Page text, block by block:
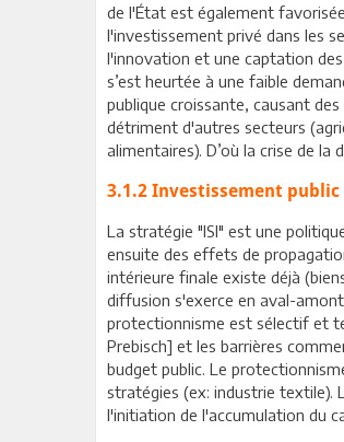
de l'État est également
l'investissement privé dans les
l'innovation et une captation des
s’est heurtée à une faible
publique croissante, causant
détriment d'autres secteurs
alimentaires). D’où la crise de
3.1.2 Investissement
La stratégie "ISI" est une
ensuite des effets de
intérieure finale existe déjà
diffusion s'exerce en aval-
protectionnisme est sélectif et
Prebisch] et les barrières
budget public. Le
stratégies (ex: industrie textile).
l'initiation de l'accumulation du